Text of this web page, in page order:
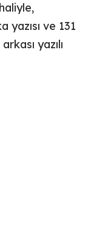
yazısı ve 131
yazılı